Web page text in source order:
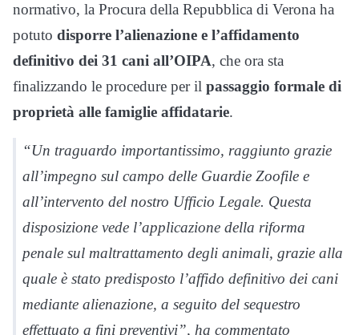
normativo, la Procura della Repubblica di Verona ha
potuto disporre l’alienazione e l’affidamento
definitivo dei 31 cani all’OIPA, che ora sta
finalizzando le procedure per il passaggio formale di
proprietà alle famiglie affidatarie.
“Un traguardo importantissimo, raggiunto grazie
all’impegno sul campo delle Guardie Zoofile e
all’intervento del nostro Ufficio Legale. Questa
disposizione vede l’applicazione della riforma
penale sul maltrattamento degli animali, grazie alla
quale è stato predisposto l’affido definitivo dei cani
mediante alienazione, a seguito del sequestro
effettuato a fini preventivi”, ha commentato